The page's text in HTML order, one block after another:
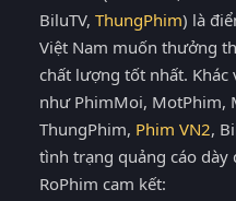
BiluTV, ThungPhim) là
Việt Nam muốn thưởng
chất lượng tốt nhất.
như PhimMoi, MotPhim,
ThungPhim, Phim VN2,
tình trạng quảng cáo dày
RoPhim cam kết: